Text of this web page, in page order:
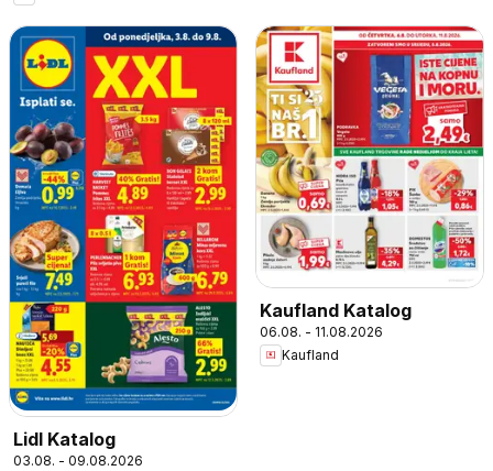
Lidl Katalog
03.08. - 09.08.2026
Kaufland Katalog
06.08. - 11.08.2026
Kaufland